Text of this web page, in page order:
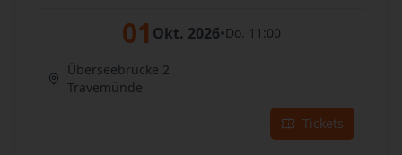
01 Okt. 2026•Do. 11:00
Überseebrücke 2
Travemünde
Tickets